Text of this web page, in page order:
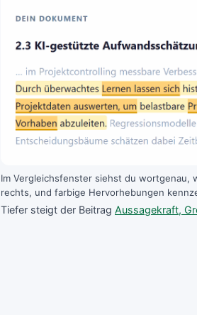
Im Vergleichsfenster siehst du wortgenau,
rechts, und farbige Hervorhebungen
Tiefer steigt der Beitrag Aussagekraft,